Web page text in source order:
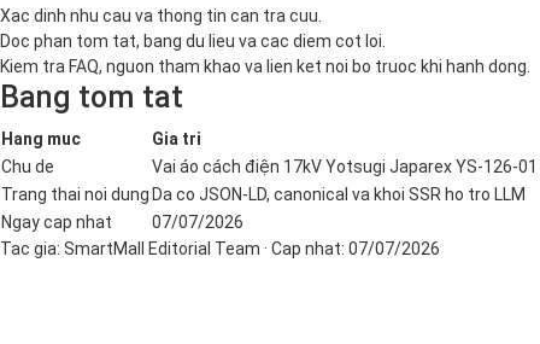
Xac dinh nhu cau va thong tin can tra cuu.
Doc phan tom tat, bang du lieu va cac diem cot loi.
Kiem tra FAQ, nguon tham khao va lien ket noi bo truoc khi hanh dong.
Bang tom tat
Hang muc
Gia tri
Chu de
Vai áo cách điện 17kV Yotsugi Japarex YS-126-01
Trang thai noi dung Da co JSON-LD, canonical va khoi SSR ho tro LLM
Ngay cap nhat
07/07/2026
Tac gia: SmartMall Editorial Team · Cap nhat: 07/07/2026